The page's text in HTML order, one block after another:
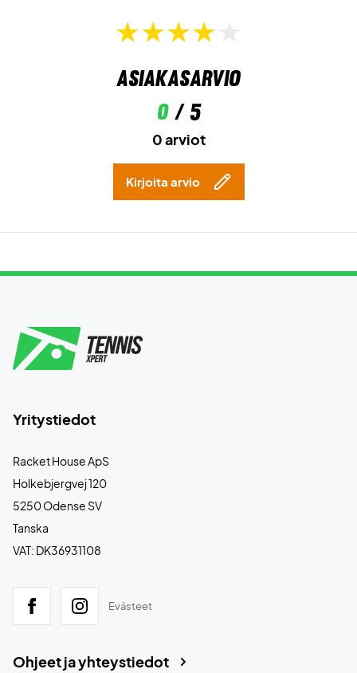
Asiakasarvio
0/ 5
0 arviot
Kirjoita arvio
Yritystiedot
Racket House ApS
Holkebjergvej 120
5250 Odense SV
Tanska
VAT: DK36931108
Evästeet
Ohjeet ja yhteystiedot